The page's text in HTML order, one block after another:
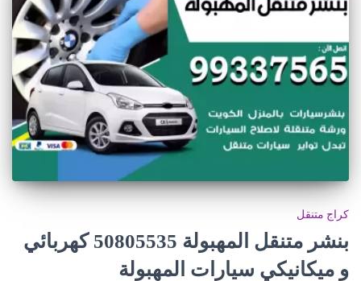
كراج متنقل
بنشر متنقل المهبولة 50805535‬ كهربائي
و ميكانيكي سيارات المهبولة